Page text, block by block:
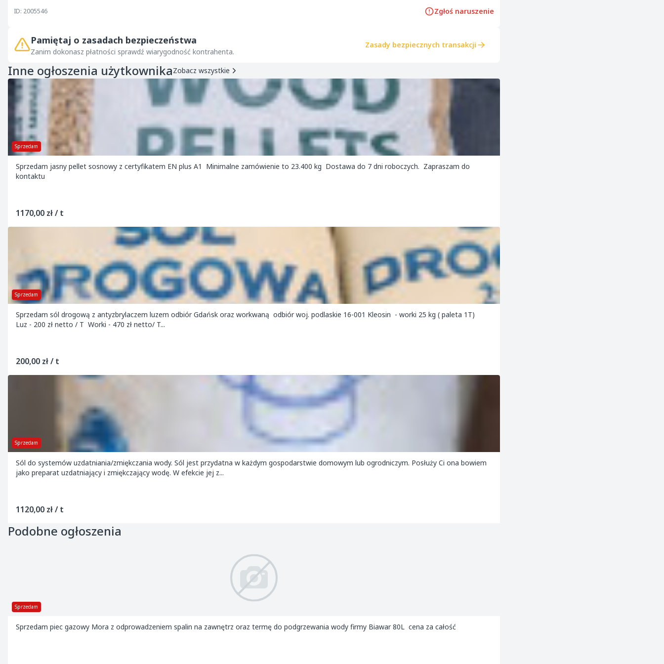
ID: 2005546 Zgłoś naruszenie
Pamiętaj o zasadach bezpieczeństwa
Zanim dokonasz płatności sprawdź wiarygodność kontrahenta.
Zasady bezpiecznych transakcji
Inne ogłoszenia użytkownikaZobacz wszystkie
Sprzedam
Sprzedam jasny pellet sosnowy z certyfikatem EN plus A1 Minimalne zamówienie to 23.400 kg Dostawa do 7 dni roboczych. Zapraszam do
kontaktu
1170,00 zł / t
Sprzedam
Sprzedam sól drogową z antyzbrylaczem luzem odbiór Gdańsk oraz workwaną odbiór woj. podlaskie 16-001 Kleosin - worki 25 kg ( paleta 1T)
Luz - 200 zł netto / T Worki - 470 zł netto/ T...
200,00 zł / t
Sprzedam
Sól do systemów uzdatniania/zmiękczania wody. Sól jest przydatna w każdym gospodarstwie domowym lub ogrodniczym. Posłuży Ci ona bowiem
jako preparat uzdatniający i zmiękczający wodę. W efekcie jej z...
1120,00 zł / t
Podobne ogłoszenia
Sprzedam
Sprzedam piec gazowy Mora z odprowadzeniem spalin na zawnętrz oraz termę do podgrzewania wody firmy Biawar 80L cena za całość